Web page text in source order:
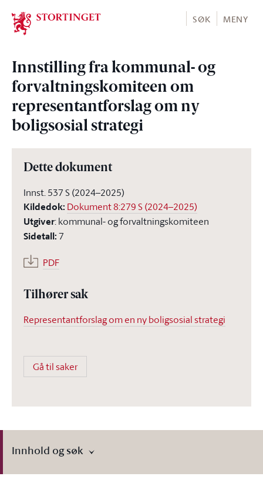
Stortinget.no
SØK MENY
Innstilling fra kommunal- og
forvaltningskomiteen om
representantforslag om ny
boligsosial strategi
Dette dokument
Innst. 537 S (2024–2025)
Kildedok: Dokument 8:279 S (2024–2025)
Utgiver:kommunal- og forvaltningskomiteen
Sidetall:7
PDF
Tilhører sak
Representantforslag om en ny boligsosial strategi
Gå til saker
Innhold og søk